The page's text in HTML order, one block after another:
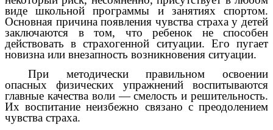
виде школьной программы и занятиях спортом.
Основная причина появления чувства страха у детей
заключаются в том, что ребенок не способен
действовать в страхогенной ситуации. Его пугает
новизна или внезапность возникновения ситуации.
При методически правильном освоении
опасных физических упражнений воспитываются
главные качества воли — смелость и решительность.
Их воспитание неизбежно связано с преодолением
чувства страха.